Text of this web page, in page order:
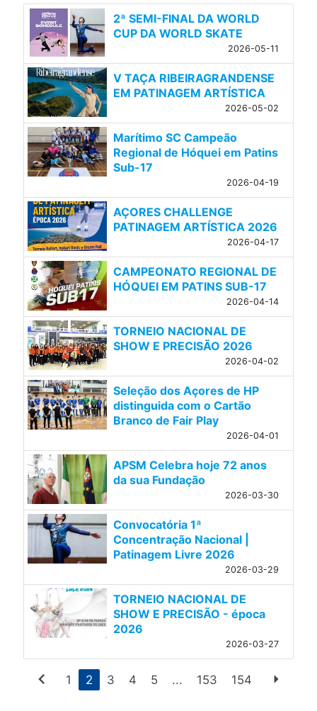
2ª SEMI-FINAL DA WORLD
CUP DA WORLD SKATE
2026-05-11
V TAÇA RIBEIRAGRANDENSE
EM PATINAGEM ARTÍSTICA
2026-05-02
Marítimo SC Campeão
Regional de Hóquei em Patins
Sub-17
2026-04-19
AÇORES CHALLENGE
PATINAGEM ARTÍSTICA 2026
2026-04-17
CAMPEONATO REGIONAL DE
HÓQUEI EM PATINS SUB-17
2026-04-14
TORNEIO NACIONAL DE
SHOW E PRECISÃO 2026
2026-04-02
Seleção dos Açores de HP
distinguida com o Cartão
Branco de Fair Play
2026-04-01
APSM Celebra hoje 72 anos
da sua Fundação
2026-03-30
Convocatória 1ª
Concentração Nacional |
Patinagem Livre 2026
2026-03-29
TORNEIO NACIONAL DE
SHOW E PRECISÃO - época
2026
2026-03-27
chevron_left 1 2 3 4 5 ... 153 154 arrow_right